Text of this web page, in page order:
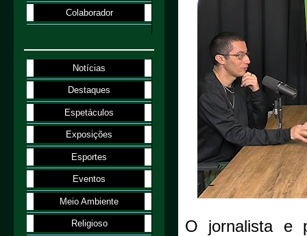
O jornalista e
Colaborador
Notícias
Destaques
Espetáculos
Exposições
Esportes
Eventos
Meio Ambiente
Religioso